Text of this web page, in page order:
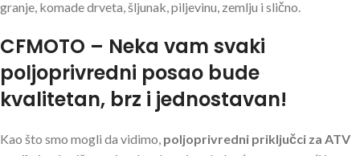
granje, komade drveta, šljunak, piljevinu, zemlju i slično.
CFMOTO – Neka vam svaki
poljoprivredni posao bude
kvalitetan, brz i jednostavan!
Kao što smo mogli da vidimo, poljoprivredni priključci za ATV